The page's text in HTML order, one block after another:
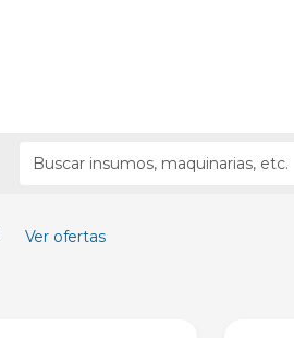
Ver ofertas